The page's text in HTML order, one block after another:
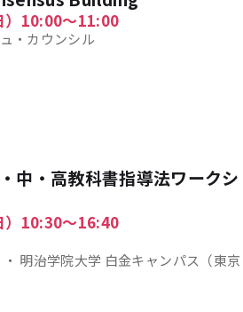
）10:00〜11:00
・カウンシル
中・高教科書指導法ワークシ
）10:30〜16:40
明治学院大学 白金キャンパス（東京